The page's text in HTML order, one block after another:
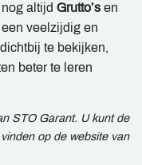
altijd Grutto’s en
veelzijdig en
te bekijken,
beter te leren
STO Garant. U kunt de
op de website van